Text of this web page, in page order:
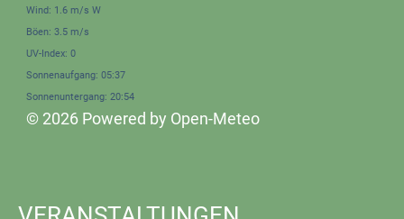
Wind: 1.6 m/s W
Böen: 3.5 m/s
UV-Index: 0
Sonnenaufgang: 05:37
Sonnenuntergang: 20:54
© 2026 Powered by Open-Meteo